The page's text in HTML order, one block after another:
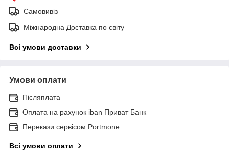
Самовивіз
Міжнародна Доставка по світу
Всі умови доставки
Умови оплати
Післяплата
Оплата на рахунок iban Приват Банк
Перекази сервісом Portmone
Всі умови оплати